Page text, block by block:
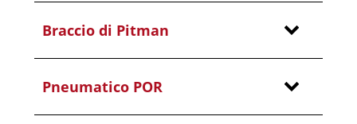
Braccio di Pitman
Pneumatico POR